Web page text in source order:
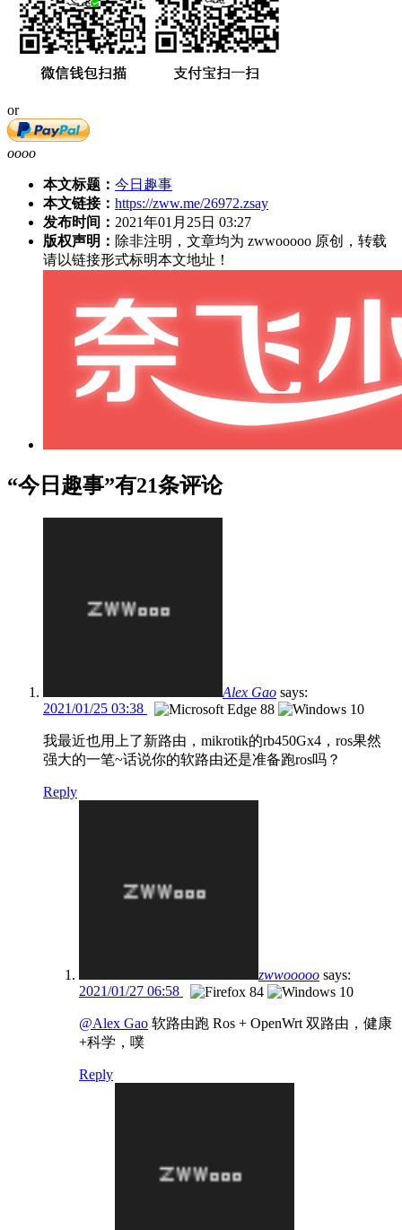
or
oooo
本文标题： 今日趣事
本文链接： https://zww.me/26972.zsay
发布时间： 2021年01月25日 03:27
版权声明： 除非注明，文章均为 zwwooooo 原创，转载
请以链接形式标明本文地址！
“今日趣事”有21条评论
Alex Gao says:
2021/01/25 03:38
我最近也用上了新路由，mikrotik的rb450Gx4，ros果然
强大的一笔~话说你的软路由还是准备跑ros吗？
Reply
zwwooooo says:
2021/01/27 06:58
@Alex Gao 软路由跑 Ros + OpenWrt 双路由，健康
+科学，噗
Reply